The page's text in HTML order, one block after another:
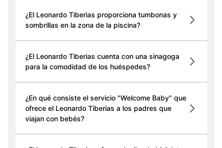
¿El Leonardo Tiberias proporciona tumbonas y
sombrillas en la zona de la piscina?
¿El Leonardo Tiberias cuenta con una sinagoga
para la comodidad de los huéspedes?
¿En qué consiste el servicio "Welcome Baby" que
ofrece el Leonardo Tiberias a los padres que
viajan con bebés?